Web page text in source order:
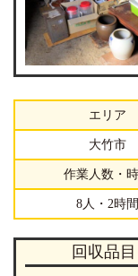
エリア
大竹市
作業人数・
8人・2時間
回収品目